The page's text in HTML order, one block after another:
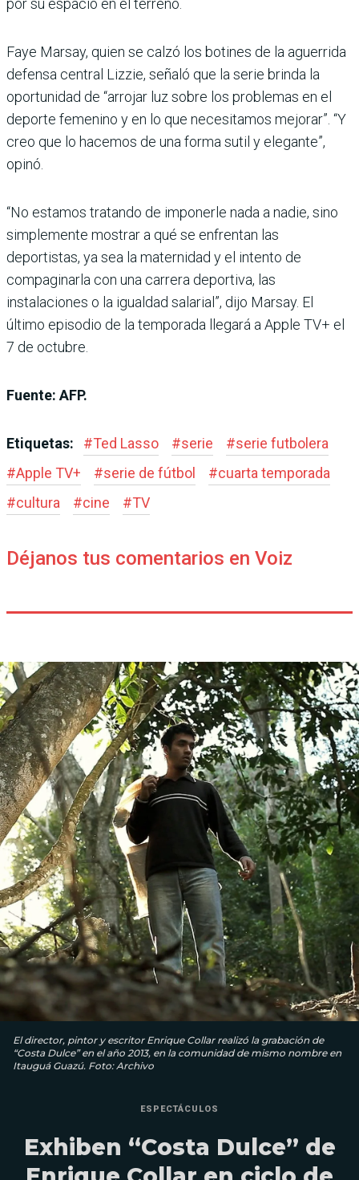
por su espacio en el terreno.
Faye Marsay, quien se calzó los botines de la aguerrida
defensa central Lizzie, señaló que la serie brinda la
oportunidad de “arrojar luz sobre los problemas en el
deporte femenino y en lo que necesitamos mejorar”. “Y
creo que lo hacemos de una forma sutil y elegante”,
opinó.
“No estamos tratando de imponerle nada a nadie, sino
simplemente mostrar a qué se enfrentan las
deportistas, ya sea la maternidad y el intento de
compaginarla con una carrera deportiva, las
instalaciones o la igualdad salarial”, dijo Marsay. El
último episodio de la temporada llegará a Apple TV+ el
7 de octubre.
Fuente: AFP.
Etiquetas: #Ted Lasso #serie #serie futbolera
#Apple TV+ #serie de fútbol #cuarta temporada
#cultura #cine #TV
Déjanos tus comentarios en Voiz
El director, pintor y escritor Enrique Collar realizó la grabación de
“Costa Dulce” en el año 2013, en la comunidad de mismo nombre en
Itauguá Guazú. Foto: Archivo
ESPECTÁCULOS
Exhiben “Costa Dulce” de